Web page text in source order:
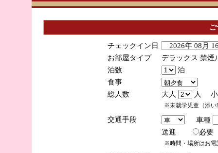
チェックイン日
2026年 08月
お部屋タイプ
デラックス 禁煙
泊数
泊
食事
総人数
大人 人 小
※未就学児童（添い
交通手段
車種
送迎
必
※時間・場所はお電